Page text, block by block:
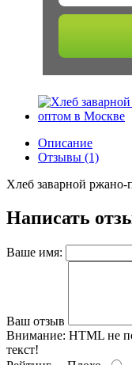
Описание
Отзывы (1)
Хлеб заварной
Написать
Ваше имя:
Ваш отзыв
Внимание: HTML не
текст!